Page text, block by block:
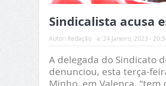
Sindicalista acusa
Autor: Redação a: 24 Janeiro, 2023 -
A delegada do Sindicato
denunciou, esta terça-
Minho, em Valença,